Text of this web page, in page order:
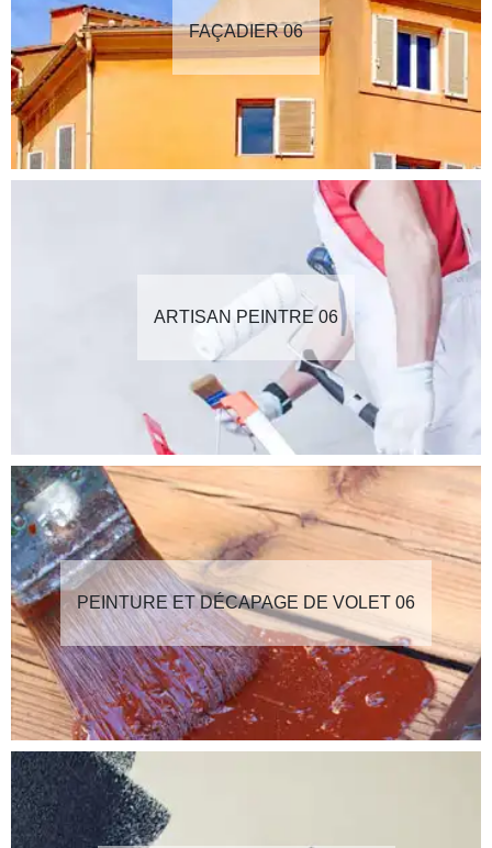
FAÇADIER 06
ARTISAN PEINTRE 06
PEINTURE ET DÉCAPAGE DE VOLET 06